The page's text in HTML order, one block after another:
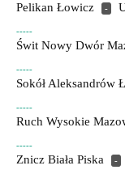
Pelikan Łowicz -
-----
Świt Nowy Dwór
-----
Sokół Aleksandrów
-----
Ruch Wysokie
-----
Znicz Biała Piska -